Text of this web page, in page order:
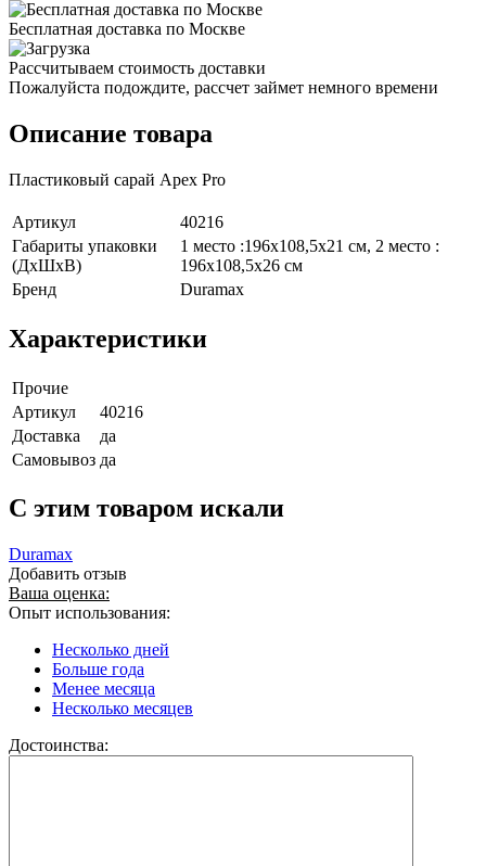
Бесплатная доставка по Москве
Рассчитываем стоимость доставки
Пожалуйста подождите, рассчет займет немного времени
Описание товара
Пластиковый сарай Apex Pro
Артикул
40216
Габариты упаковки
(ДхШхВ)
1 место :196х108,5х21 см, 2 место :
196х108,5х26 см
Бренд
Duramax
Характеристики
Прочие
Артикул
40216
Доставка
да
Самовывоз да
C этим товаром искали
Duramax
Добавить отзыв
Ваша оценка:
Опыт использования:
Несколько дней
Больше года
Менее месяца
Несколько месяцев
Достоинства: